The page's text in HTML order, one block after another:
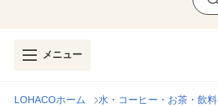
メニュー
LOHACOホーム 水・コーヒー・お茶・飲料